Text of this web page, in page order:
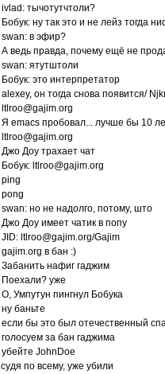
ivlad: тычотутчтоли?
Бобук: ну так это и не лейз тогда
swan: в эфир?
А ведь правда, почему ещё не
swan: ятутштоли
Бобук: это интерпретатор
alexey, он тогда снова появится/
ltlroo@gajim.org
Я emacs пробовал... лучше бы 10
ltlroo@gajim.org
Джо Доу трахает чат
Бобук: ltlroo@gajim.org
ping
pong
swan: но не надолго, потому, што
Джо Доу имеет чатик в попу
JID: ltlroo@gajim.org/Gajim
gajim.org в бан :)
Забанить нафиг гаджим
Поехали? уже
О, Умпутун пингнул Бобука
ну баньте
если бы это был отечественный
голосуем за бан гаджима
убейте JohnDoe
судя по всему, уже убили